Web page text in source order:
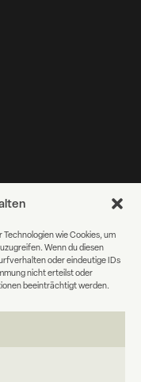
wie Cookies, um
Wenn du diesen
oder eindeutige IDs
nicht erteilst oder
beeinträchtigt werden.